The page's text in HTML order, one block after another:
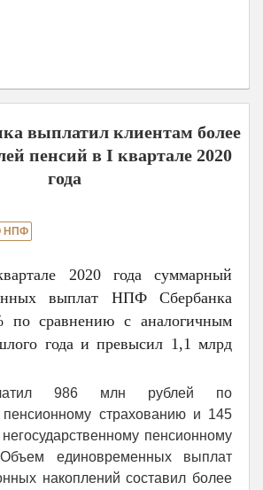
выплатил клиентам более
пенсий в I квартале 2020
года
НПФ
2020 года суммарный
выплат НПФ Сбербанка
по сравнению с аналогичным
года и превысил 1,1 млрд
986 млн рублей по
пенсионному страхованию и 145
пенсионному
единовременных выплат
накоплений составил более